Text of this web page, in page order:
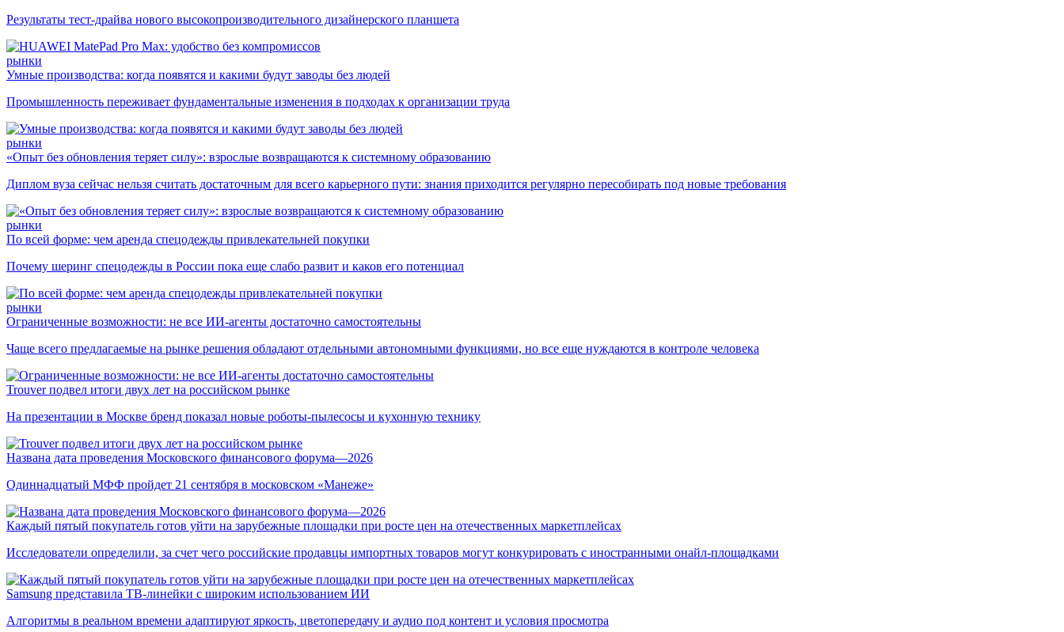
Результаты тест-драйва нового высокопроизводительного дизайнерского планшета
рынки
Умные производства: когда появятся и какими будут заводы без людей
Промышленность переживает фундаментальные изменения в подходах к организации труда
рынки
«Опыт без обновления теряет силу»: взрослые возвращаются к системному образованию
Диплом вуза сейчас нельзя считать достаточным для всего карьерного пути: знания приходится регулярно пересобирать под новые требования
рынки
По всей форме: чем аренда спецодежды привлекательней покупки
Почему шеринг спецодежды в России пока еще слабо развит и каков его потенциал
рынки
Ограниченные возможности: не все ИИ-агенты достаточно самостоятельны
Чаще всего предлагаемые на рынке решения обладают отдельными автономными функциями, но все еще нуждаются в контроле человека
Trouver подвел итоги двух лет на российском рынке
На презентации в Москве бренд показал новые роботы-пылесосы и кухонную технику
Названа дата проведения Московского финансового форума—2026
Одиннадцатый МФФ пройдет 21 сентября в московском «Манеже»
Каждый пятый покупатель готов уйти на зарубежные площадки при росте цен на отечественных маркетплейсах
Исследователи определили, за счет чего российские продавцы импортных товаров могут конкурировать с иностранными онайл-площадками
Samsung представила ТВ-линейки с широким использованием ИИ
Алгоритмы в реальном времени адаптируют яркость, цветопередачу и аудио под контент и условия просмотра